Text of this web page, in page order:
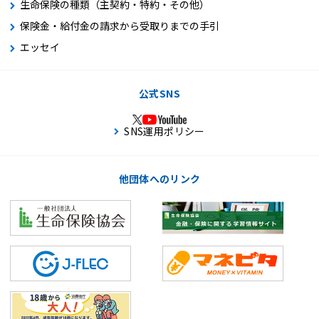
生命保険の種類（主契約・特約・その他）
保険金・給付金の請求から受取りまでの手引
エッセイ
公式SNS
SNS運用ポリシー
他団体へのリンク